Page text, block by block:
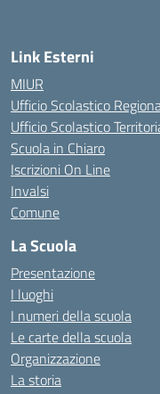
Link Esterni
MIUR
Ufficio Scolastico
Ufficio Scolastico
Scuola in Chiaro
Iscrizioni On Line
Invalsi
Comune
La Scuola
Presentazione
I luoghi
I numeri della scuola
Le carte della scuola
Organizzazione
La storia